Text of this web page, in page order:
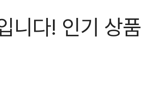
니다! 인기 상품